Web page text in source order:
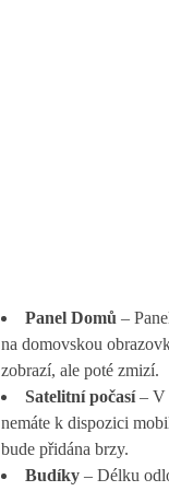
Panel Domů –
na domovskou
zobrazí, ale poté zmizí.
Satelitní počasí– V
nemáte k dispozici
bude přidána brzy.
Budíky– Délku